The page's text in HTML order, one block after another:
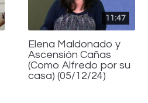
11:47
Elena Maldonado y
Ascensión Cañas
(Como Alfredo por su
casa) (05/12/24)